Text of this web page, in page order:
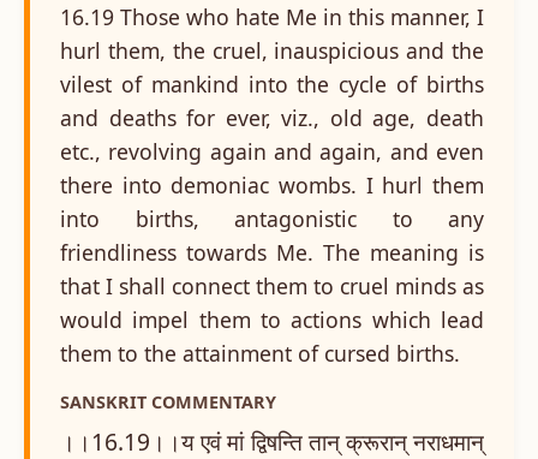
16.19 Those who hate Me in this manner, I
hurl them, the cruel, inauspicious and the
vilest of mankind into the cycle of births
and deaths for ever, viz., old age, death
etc., revolving again and again, and even
there into demoniac wombs. I hurl them
into births, antagonistic to any
friendliness towards Me. The meaning is
that I shall connect them to cruel minds as
would impel them to actions which lead
them to the attainment of cursed births.
SANSKRIT COMMENTARY
।।16.19।।य एवं मां द्विषन्ति तान् क्रूरान् नराधमान्